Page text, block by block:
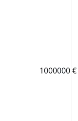
1000000 €